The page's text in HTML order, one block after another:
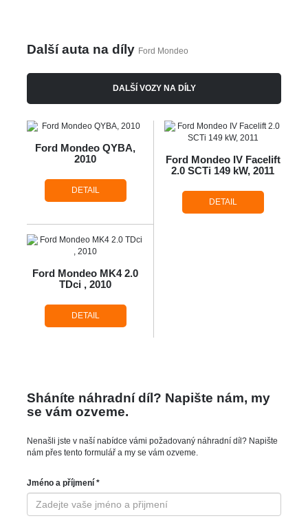
Další auta na díly Ford Mondeo
DALŠÍ VOZY NA DÍLY
Ford Mondeo QYBA,
2010
DETAIL
Ford Mondeo IV Facelift
2.0 SCTi 149 kW, 2011
DETAIL
Ford Mondeo MK4 2.0
TDci , 2010
DETAIL
Sháníte náhradní díl? Napište nám, my
se vám ozveme.
Nenašli jste v naší nabídce vámi požadovaný náhradní díl? Napište
nám přes tento formulář a my se vám ozveme.
Jméno a příjmení *